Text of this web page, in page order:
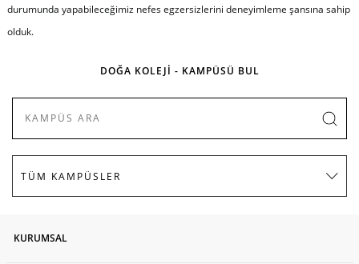
durumunda yapabileceğimiz nefes egzersizlerini deneyimleme şansına sahip
olduk.
DOĞA KOLEJİ - KAMPÜSÜ BUL
KURUMSAL